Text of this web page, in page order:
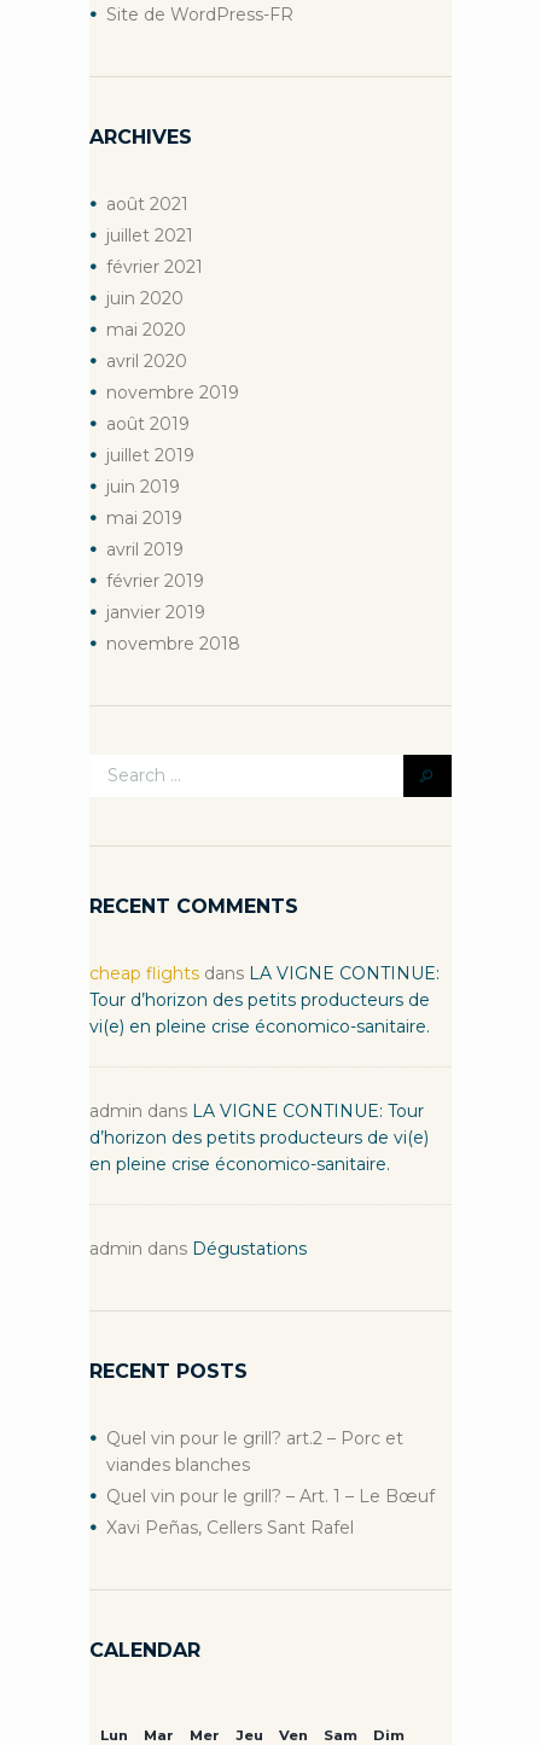
Site de WordPress-FR
ARCHIVES
août 2021
juillet 2021
février 2021
juin 2020
mai 2020
avril 2020
novembre 2019
août 2019
juillet 2019
juin 2019
mai 2019
avril 2019
février 2019
janvier 2019
novembre 2018
RECENT COMMENTS
cheap flights dans LA VIGNE CONTINUE:
Tour d’horizon des petits producteurs de
vi(e) en pleine crise économico-sanitaire.
admin dans LA VIGNE CONTINUE: Tour
d’horizon des petits producteurs de vi(e)
en pleine crise économico-sanitaire.
admin dans Dégustations
RECENT POSTS
Quel vin pour le grill? art.2 – Porc et
viandes blanches
Quel vin pour le grill? – Art. 1 – Le Bœuf
Xavi Peñas, Cellers Sant Rafel
CALENDAR
Lun Mar Mer Jeu Ven Sam Dim